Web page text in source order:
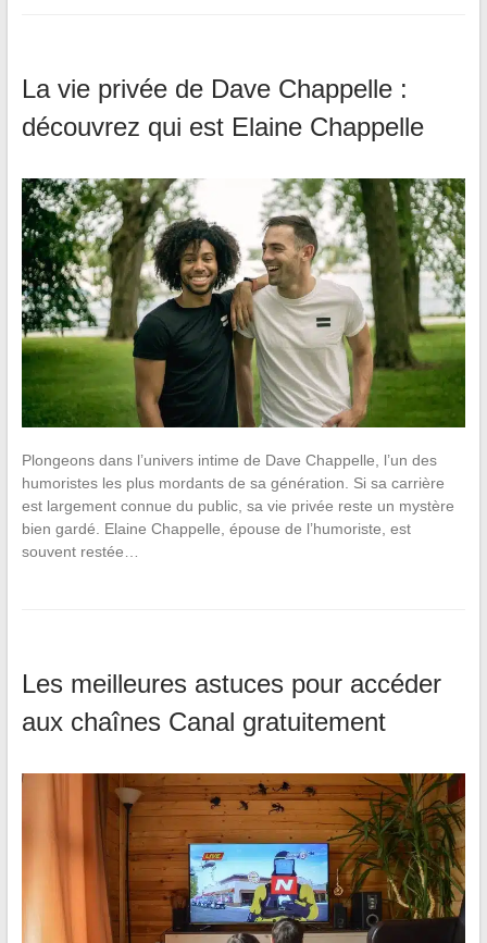
La vie privée de Dave Chappelle :
découvrez qui est Elaine Chappelle
Plongeons dans l’univers intime de Dave Chappelle, l’un des
humoristes les plus mordants de sa génération. Si sa carrière
est largement connue du public, sa vie privée reste un mystère
bien gardé. Elaine Chappelle, épouse de l’humoriste, est
souvent restée…
Les meilleures astuces pour accéder
aux chaînes Canal gratuitement